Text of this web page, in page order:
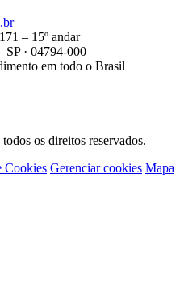
– 15º andar
SP · 04794-000
em todo o Brasil
os direitos reservados.
Cookies Gerenciar cookies Mapa